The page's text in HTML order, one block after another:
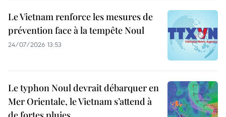
Le Vietnam renforce les mesures de
prévention face à la tempête Noul
24/07/2026 13:53
Le typhon Noul devrait débarquer en
Mer Orientale, le Vietnam s’attend à